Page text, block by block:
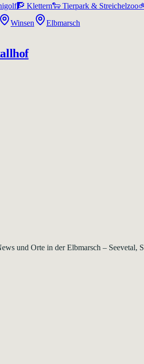
🧗 Klettern🐑 Tierpark & Streichelzoo
Winsen
Elbmarsch
und Orte in der Elbmarsch – Seevetal,